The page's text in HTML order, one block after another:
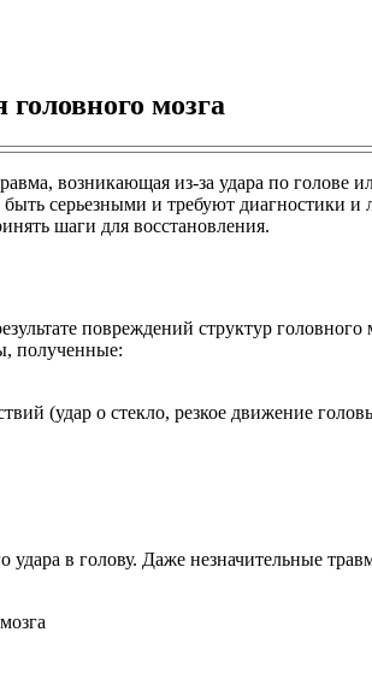
мозга
возникающая из-за удара по
быть серьезными и требуют
шаги для восстановления.
повреждений структур
полученные:
(удар о стекло, резкое движение
удара в голову. Даже незначительные